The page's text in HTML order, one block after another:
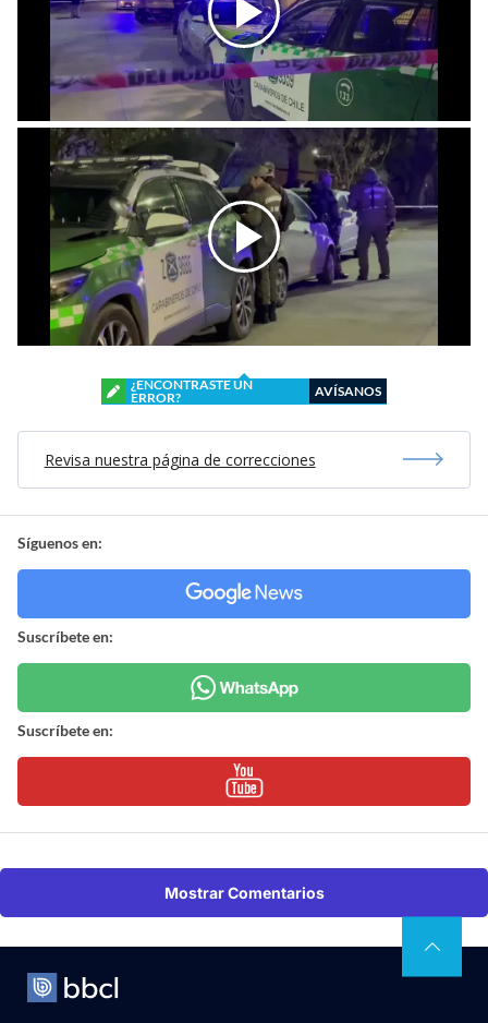
¿ENCONTRASTE UN
ERROR?
AVÍSANOS
Revisa nuestra página de correcciones
Síguenos en:
Suscríbete en:
Suscríbete en:
Mostrar Comentarios